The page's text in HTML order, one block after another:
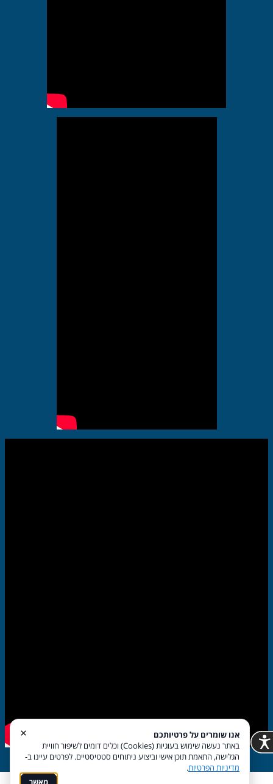
×
אנו שומרים על פרטיותכם
באתר נעשה שימוש בעוגיות (Cookies) וכלים דומים לשיפור חוויית
הגלישה, התאמת תוכן אישי וביצוע ניתוחים סטטיסטיים. לפרטים עיינו ב-
מדיניות הפרטיות.
מאשר